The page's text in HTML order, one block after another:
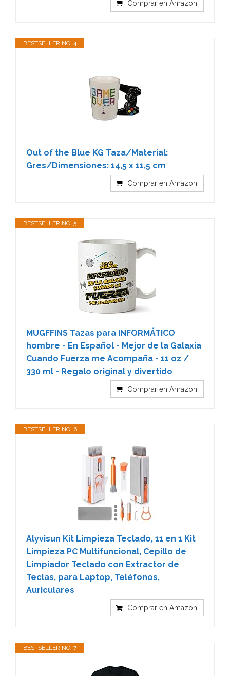
Comprar en Amazon
BESTSELLER NO. 4
Out of the Blue KG Taza/Material:
Gres/Dimensiones: 14,5 x 11,5 cm
Comprar en Amazon
BESTSELLER NO. 5
MUGFFINS Tazas para INFORMÁTICO
hombre - En Español - Mejor de la Galaxia
Cuando Fuerza me Acompaña - 11 oz /
330 ml - Regalo original y divertido
Comprar en Amazon
BESTSELLER NO. 6
Alyvisun Kit Limpieza Teclado, 11 en 1 Kit
Limpieza PC Multifuncional, Cepillo de
Limpiador Teclado con Extractor de
Teclas, para Laptop, Teléfonos,
Auriculares
Comprar en Amazon
BESTSELLER NO. 7